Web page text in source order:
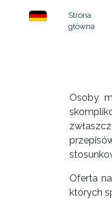
Strona
główna
Osoby
Oferta
których